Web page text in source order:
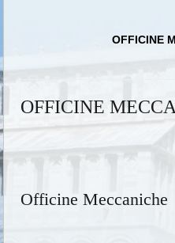
OFFICINE
OFFICINE
Officine